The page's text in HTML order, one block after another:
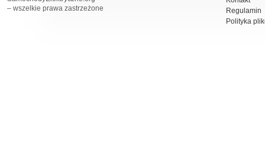
– wszelkie prawa zastrzeżone
Regulamin
Polityka